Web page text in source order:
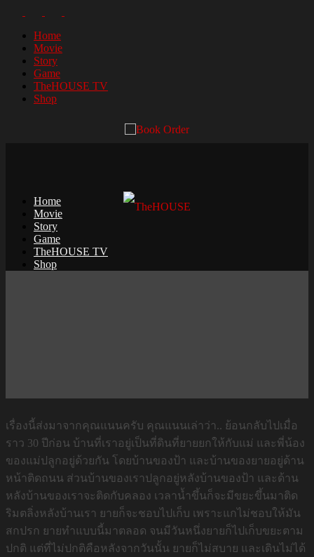
Home
Movie
Story
Game
TheHOUSE TV
Shop
Home
Movie
Story
Game
TheHOUSE TV
Shop
เรื่องนี้ส่งมาจากคุณแนนครับ คุณแนนเล่าว่า.. ย้อนกลับไปเมื่อ
ราว 30 ปีก่อน บ้านที่เราอยู่เป็นที่ดินที่ยายยกให้กับแม่ และพี่น้อง
ของแม่ปลูกอยู่ด้วยกัน โดยบ้านของป้า และบ้านของยายอยู่ด้าน
หน้าติดถนน ส่วนบ้านของเราปลูกอยู่หลังบ้านของป้า และด้าน
หลังบ้านของเราจะติดกับคลอง เวลาน้ำขึ้นก็จะมีขยะขึ้นมาติด
ริมตลิ่งหลังบ้านเรา ยายก็จะชอบไปเก็บ เพราะแกไม่ชอบให้มัน
สกปรก ยายทำแบบนี้มาตลอด จนมีวันหนึ่งยายก็ไปเก็บขยะตาม
ปกติ แต่ที่ไม่ปกติคือหลังจากวันนั้น ยายก็ไม่สบาย และเดินไม่ได้